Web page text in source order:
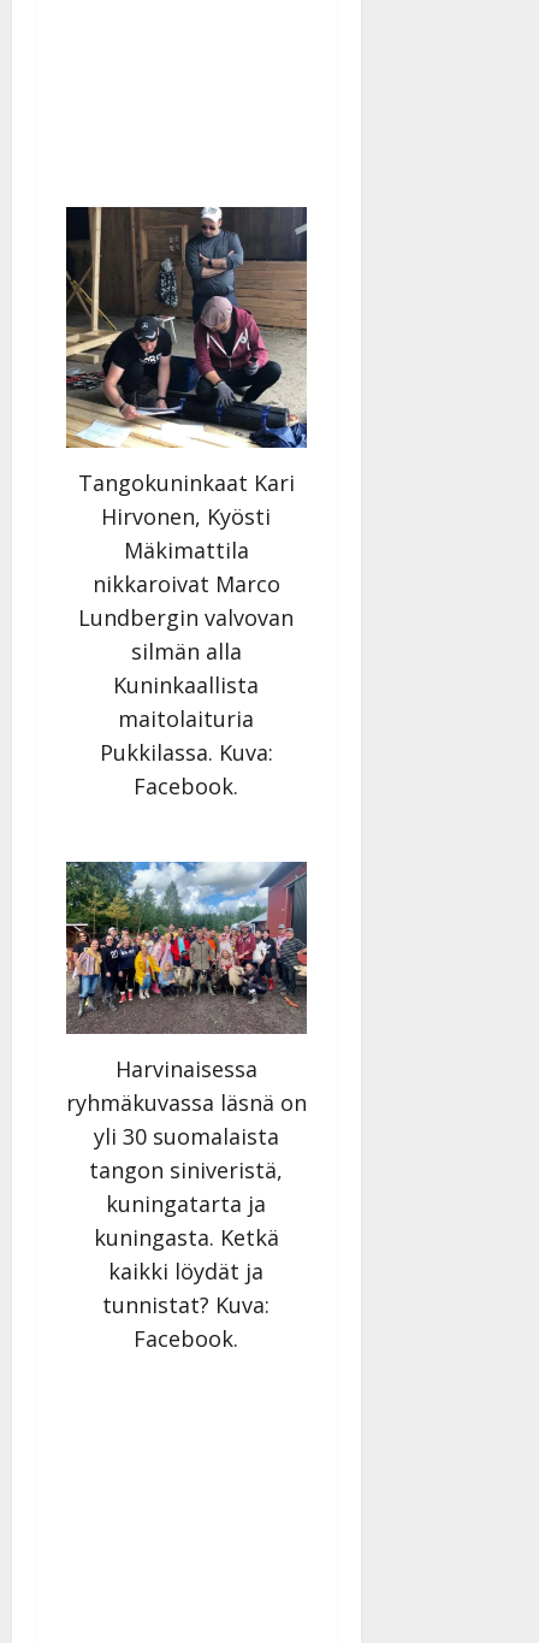
Tangokuninkaat Kari
Hirvonen, Kyösti
Mäkimattila
nikkaroivat Marco
Lundbergin valvovan
silmän alla
Kuninkaallista
maitolaituria
Pukkilassa. Kuva:
Facebook.
Harvinaisessa
ryhmäkuvassa läsnä on
yli 30 suomalaista
tangon siniveristä,
kuningatarta ja
kuningasta. Ketkä
kaikki löydät ja
tunnistat? Kuva:
Facebook.